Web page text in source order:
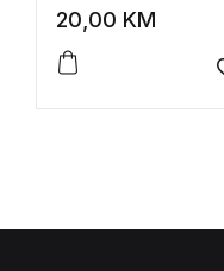
crtačko-slikarska i
škola u Beogradu
20,00 KM